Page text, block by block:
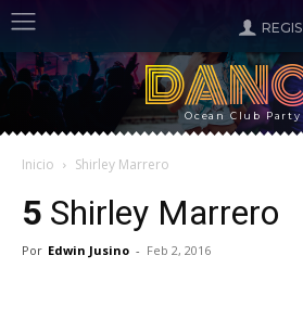
Ocean Club Party
Inicio Shirley Marrero
5 Shirley Marrero
Por Edwin Jusino - Feb 2, 2016